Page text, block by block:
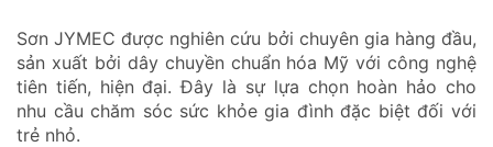
Sơn JYMEC được nghiên cứu bởi chuyên gia hàng đầu,
sản xuất bởi dây chuyền chuẩn hóa Mỹ với công nghệ
tiên tiến, hiện đại. Đây là sự lựa chọn hoàn hảo cho
nhu cầu chăm sóc sức khỏe gia đình đặc biệt đối với
trẻ nhỏ.